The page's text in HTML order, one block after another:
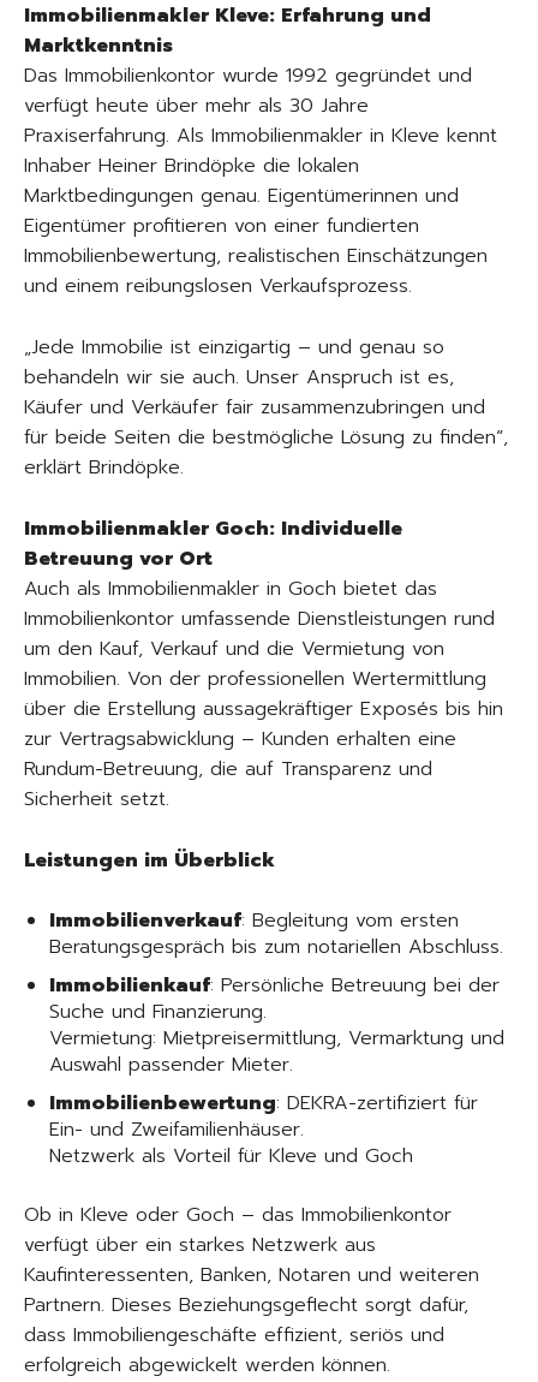
Immobilienmakler Kleve: Erfahrung und
Marktkenntnis
Das Immobilienkontor wurde 1992 gegründet und
verfügt heute über mehr als 30 Jahre
Praxiserfahrung. Als Immobilienmakler in Kleve kennt
Inhaber Heiner Brindöpke die lokalen
Marktbedingungen genau. Eigentümerinnen und
Eigentümer profitieren von einer fundierten
Immobilienbewertung, realistischen Einschätzungen
und einem reibungslosen Verkaufsprozess.
„Jede Immobilie ist einzigartig – und genau so
behandeln wir sie auch. Unser Anspruch ist es,
Käufer und Verkäufer fair zusammenzubringen und
für beide Seiten die bestmögliche Lösung zu finden“,
erklärt Brindöpke.
Immobilienmakler Goch: Individuelle
Betreuung vor Ort
Auch als Immobilienmakler in Goch bietet das
Immobilienkontor umfassende Dienstleistungen rund
um den Kauf, Verkauf und die Vermietung von
Immobilien. Von der professionellen Wertermittlung
über die Erstellung aussagekräftiger Exposés bis hin
zur Vertragsabwicklung – Kunden erhalten eine
Rundum-Betreuung, die auf Transparenz und
Sicherheit setzt.
Leistungen im Überblick
Immobilienverkauf: Begleitung vom ersten
Beratungsgespräch bis zum notariellen Abschluss.
Immobilienkauf: Persönliche Betreuung bei der
Suche und Finanzierung.
Vermietung: Mietpreisermittlung, Vermarktung und
Auswahl passender Mieter.
Immobilienbewertung: DEKRA-zertifiziert für
Ein- und Zweifamilienhäuser.
Netzwerk als Vorteil für Kleve und Goch
Ob in Kleve oder Goch – das Immobilienkontor
verfügt über ein starkes Netzwerk aus
Kaufinteressenten, Banken, Notaren und weiteren
Partnern. Dieses Beziehungsgeflecht sorgt dafür,
dass Immobiliengeschäfte effizient, seriös und
erfolgreich abgewickelt werden können.